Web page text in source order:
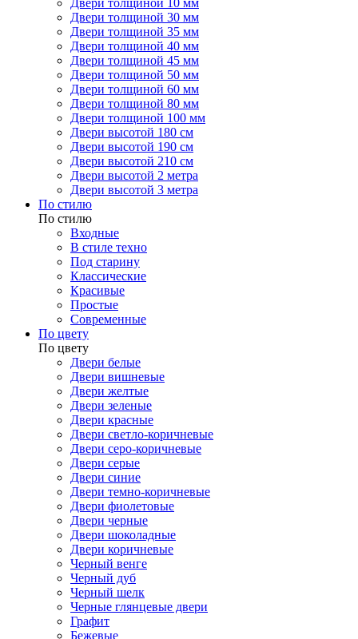
Двери толщиной 10 мм
Двери толщиной 30 мм
Двери толщиной 35 мм
Двери толщиной 40 мм
Двери толщиной 45 мм
Двери толщиной 50 мм
Двери толщиной 60 мм
Двери толщиной 80 мм
Двери толщиной 100 мм
Двери высотой 180 см
Двери высотой 190 см
Двери высотой 210 см
Двери высотой 2 метра
Двери высотой 3 метра
По стилю
По стилю
Входные
В стиле техно
Под старину
Классические
Красивые
Простые
Современные
По цвету
По цвету
Двери белые
Двери вишневые
Двери желтые
Двери зеленые
Двери красные
Двери светло-коричневые
Двери серо-коричневые
Двери серые
Двери синие
Двери темно-коричневые
Двери фиолетовые
Двери черные
Двери шоколадные
Двери коричневые
Черный венге
Черный дуб
Черный шелк
Черные глянцевые двери
Графит
Бежевые